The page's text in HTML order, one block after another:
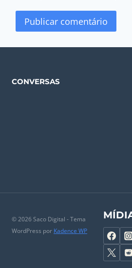
CONVERSAS
© 2026 Saco Digital - Tema
WordPress por Kadence WP